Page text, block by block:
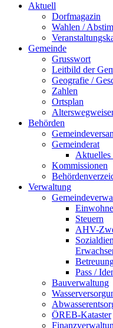
Aktuell
Dorfmagazin
Wahlen /
Gemeinde
Grusswort
Leitbild der
Geografie /
Zahlen
Ortsplan
Behörden
Gemeinderat
Aktuelles
Kommissionen
Verwaltung
Steuern
AHV-
Pass /
Bauverwaltung
ÖREB-Kataster